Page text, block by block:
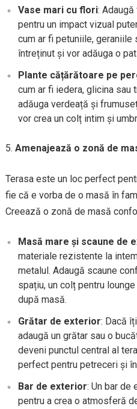
Vase mari cu flori:
pentru un impact vizual
cum ar fi petuniile, geraniile
întreținut și vor adăuga o
Plante cățărătoare pe
cum ar fi iedera, glicina sau
adăuga verdeață și
vor crea un colț intim și
Amenajează o zonă de
Terasa este un loc perfect
fie că e vorba de o masă în
Creează o zonă de masă
Masă mare și scaune de
materiale rezistente la
metalul. Adaugă scaune
spațiu, un colț pentru
după masă.
Grătar de exterior: Dacă
adaugă un grătar sau o
deveni punctul central al
perfect pentru petreceri și
Bar de exterior: Un bar de
pentru a crea o atmosferă